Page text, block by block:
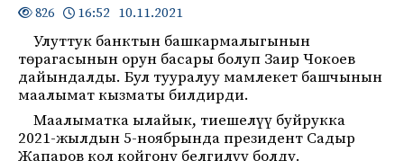
826 16:52 10.11.2021
Улуттук банктын башкармалыгынын
төрагасынын орун басары болуп Заир Чокоев
дайындалды. Бул тууралуу мамлекет башчынын
маалымат кызматы билдирди.
Маалыматка ылайык, тиешелүү буйрукка
2021-жылдын 5-ноябрында президент Садыр
Жапаров кол койгону белгилүү болду.